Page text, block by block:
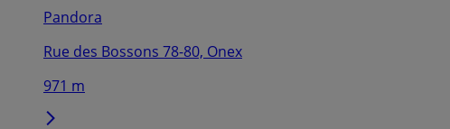
Pandora
Rue des Bossons 78-80, Onex
971 m